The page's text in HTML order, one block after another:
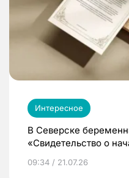
Интересное
В Северске
«Свидетельство о
09:34 / 21.07.26